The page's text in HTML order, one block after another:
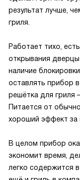
результат лучше,
гриля.
Работает тихо,
открывания дверцы
наличие
оставлять прибор
решётка для гриля
Питается от
хороший эффект за
В целом прибор
экономит время,
легко содержится